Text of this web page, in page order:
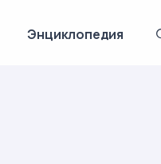
Энциклопедия